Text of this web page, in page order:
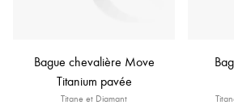
Bague chevalière Move
Titanium pavée
Titane et Diamant